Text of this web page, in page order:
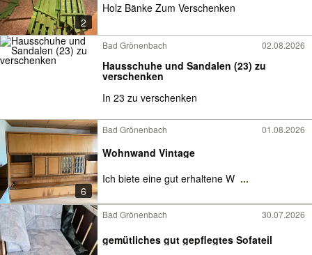
2
Holz Bänke Zum Verschenken
Bad Grönenbach 02.08.2026
Hausschuhe und Sandalen (23) zu
verschenken
In 23 zu verschenken
6
Bad Grönenbach 01.08.2026
Wohnwand Vintage
Ich biete eine gut erhaltene W ...
Bad Grönenbach 30.07.2026
gemütliches gut gepflegtes Sofateil